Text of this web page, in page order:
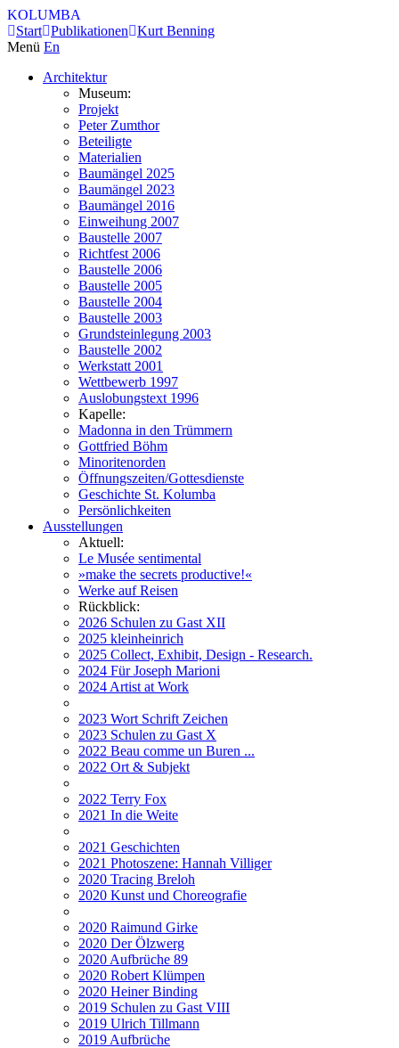
KOLUMBA
Start Publikationen
Kurt Benning
Menü En
Architektur
Museum:
Projekt
Peter Zumthor
Beteiligte
Materialien
Baumängel 2025
Baumängel 2023
Baumängel 2016
Einweihung 2007
Baustelle 2007
Richtfest 2006
Baustelle 2006
Baustelle 2005
Baustelle 2004
Baustelle 2003
Grundsteinlegung 2003
Baustelle 2002
Werkstatt 2001
Wettbewerb 1997
Auslobungstext 1996
Kapelle:
Madonna in den Trümmern
Gottfried Böhm
Minoritenorden
Öffnungszeiten/Gottesdienste
Geschichte St. Kolumba
Persönlichkeiten
Ausstellungen
Aktuell:
Le Musée sentimental
»make the secrets productive!«
Werke auf Reisen
Rückblick:
2026 Schulen zu Gast XII
2025 kleinheinrich
2025 Collect, Exhibit, Design - Research.
2024 Für Joseph Marioni
2024 Artist at Work
2023 Wort Schrift Zeichen
2023 Schulen zu Gast X
2022 Beau comme un Buren ...
2022 Ort & Subjekt
2022 Terry Fox
2021 In die Weite
2021 Geschichten
2021 Photoszene: Hannah Villiger
2020 Tracing Breloh
2020 Kunst und Choreografie
2020 Raimund Girke
2020 Der Ölzwerg
2020 Aufbrüche 89
2020 Robert Klümpen
2020 Heiner Binding
2019 Schulen zu Gast VIII
2019 Ulrich Tillmann
2019 Aufbrüche